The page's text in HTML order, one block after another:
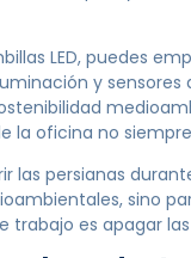
LED, puedes
y
la oficina no
las persianas
sino
trabajo es apagar